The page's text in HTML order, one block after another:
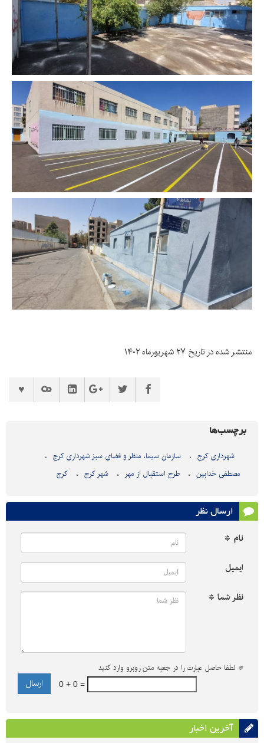
منتشر شده در تاریخ ۲۷ شهریورماه ۱۴۰۲
برچسب‌ها
شهرداری کرج
سازمان سیما، منظر و فضای سبز شهرداری کرج
مصطفی خدابین
طرح استقبال از مهر شهر کرج کرج
ارسال نظر
نام *
ایمیل
نظر شما *
* لطفا حاصل عبارت را در جعبه متن روبرو وارد کنید
0 + 0 =
آخرین اخبار